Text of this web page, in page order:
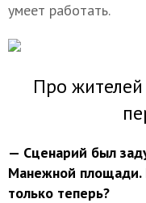
умеет работать.
Про
— Сценарий был
Манежной
только теперь?